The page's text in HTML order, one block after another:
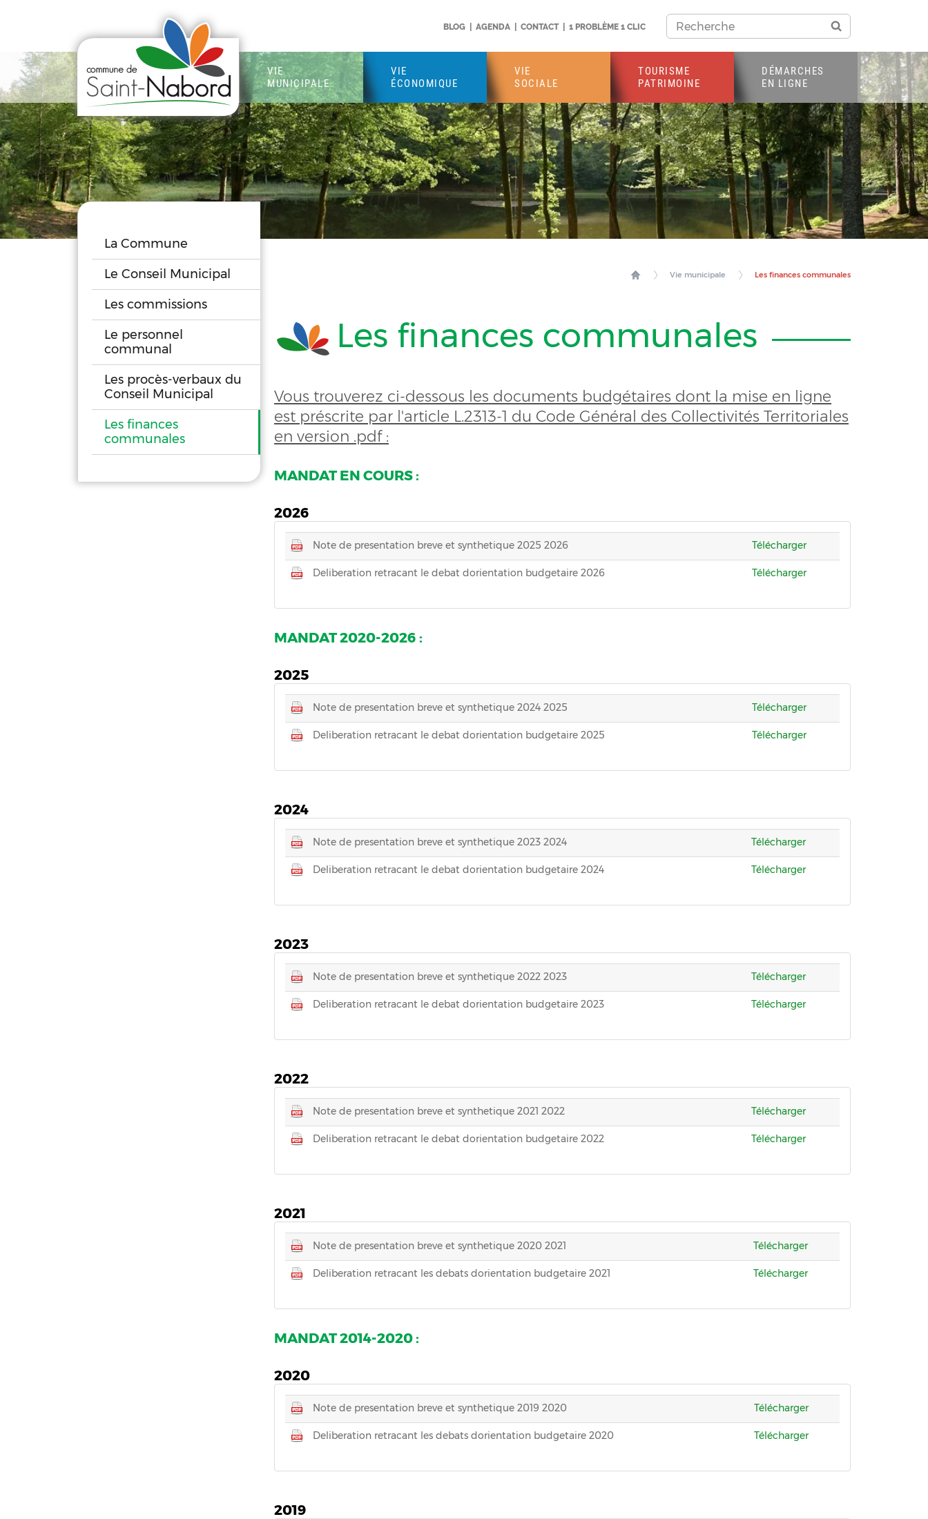
BLOG AGENDA CONTACT 1 PROBLÈME 1 CLIC
VIE
MUNICIPALE
VIE
ÉCONOMIQUE
VIE
SOCIALE
TOURISME
PATRIMOINE
DÉMARCHES
EN LIGNE
Vie municipale Les finances communales
La Commune
Le Conseil Municipal
Les commissions
Le personnel
communal
Les procès-verbaux du
Conseil Municipal
Les finances
communales
Les finances communales
Vous trouverez ci-dessous les documents budgétaires dont la mise en ligne
est préscrite par l'article L.2313-1 du Code Général des Collectivités Territoriales
en version .pdf :
MANDAT EN COURS :
2026
Note de presentation breve et synthetique 2025 2026 Télécharger
Deliberation retracant le debat dorientation budgetaire 2026 Télécharger
MANDAT 2020-2026 :
2025
Note de presentation breve et synthetique 2024 2025 Télécharger
Deliberation retracant le debat dorientation budgetaire 2025 Télécharger
2024
Note de presentation breve et synthetique 2023 2024 Télécharger
Deliberation retracant le debat dorientation budgetaire 2024 Télécharger
2023
Note de presentation breve et synthetique 2022 2023 Télécharger
Deliberation retracant le debat dorientation budgetaire 2023 Télécharger
2022
Note de presentation breve et synthetique 2021 2022 Télécharger
Deliberation retracant le debat dorientation budgetaire 2022 Télécharger
2021
Note de presentation breve et synthetique 2020 2021 Télécharger
Deliberation retracant les debats dorientation budgetaire 2021 Télécharger
MANDAT 2014-2020 :
2020
Note de presentation breve et synthetique 2019 2020 Télécharger
Deliberation retracant les debats dorientation budgetaire 2020 Télécharger
2019